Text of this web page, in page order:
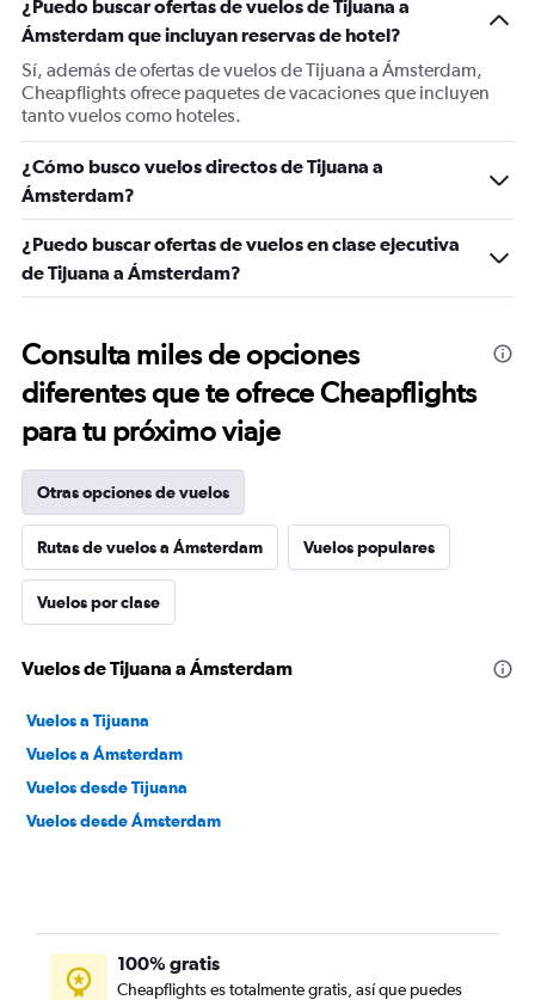
¿Puedo buscar ofertas de vuelos de Tijuana a
Ámsterdam que incluyan reservas de hotel?
Sí, además de ofertas de vuelos de Tijuana a Ámsterdam,
Cheapflights ofrece paquetes de vacaciones que incluyen
tanto vuelos como hoteles.
¿Cómo busco vuelos directos de Tijuana a
Ámsterdam?
¿Puedo buscar ofertas de vuelos en clase ejecutiva
de Tijuana a Ámsterdam?
Consulta miles de opciones
diferentes que te ofrece Cheapflights
para tu próximo viaje
Otras opciones de vuelos
Rutas de vuelos a Ámsterdam Vuelos populares
Vuelos por clase
Vuelos de Tijuana a Ámsterdam
Vuelos a Tijuana
Vuelos a Ámsterdam
Vuelos desde Tijuana
Vuelos desde Ámsterdam
100% gratis
Cheapflights es totalmente gratis, así que puedes